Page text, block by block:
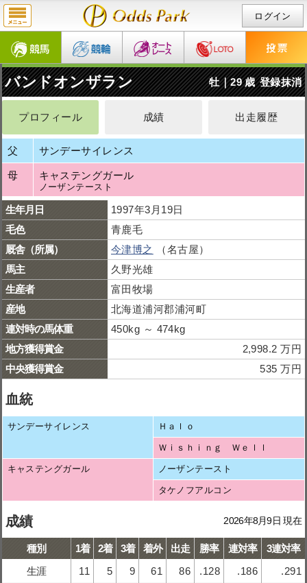
ログイン
バンドオンザラン 牡｜29 歳 登録抹消
プロフィール 成績 出走履歴
父 サンデーサイレンス
母 キャステングガール
ノーザンテースト
生年月日
1997年3月19日
毛色
青鹿毛
厩舎（所属）
今津博之
（名古屋）
馬主
久野光雄
生産者
富田牧場
産地
北海道浦河郡浦河町
連対時の馬体重
450kg ～ 474kg
地方獲得賞金
2,998.2 万円
中央獲得賞金
535 万円
血統
サンデーサイレンス Ｈａｌｏ
Ｗｉｓｈｉｎｇ Ｗｅｌｌ
キャステングガール ノーザンテースト
タケノフアルコン
成績 2026年8月9日 現在
種別 1着 2着 3着 着外 出走 勝率 連対率
3連対率
生涯
11 5 9 61 86 .128 .186 .291